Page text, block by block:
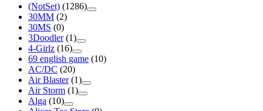
(NotSet) (1286)
30MM (2)
30MS (0)
3Doodler (1)
4-Girlz (16)
69 english game (10)
AC/DC (20)
Air Blaster (1)
Air Storm (1)
Alga (10)